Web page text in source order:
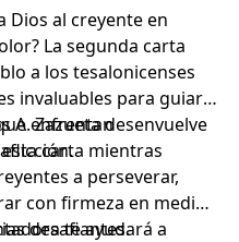
Dios al creyente en
La segunda carta
a los tesalonicenses
invaluables para guiar a
enfrentan
A. Zazueta desenvuelve
carta mientras
a perseverar,
con firmeza en medio
desafiantes.
te ayudará a